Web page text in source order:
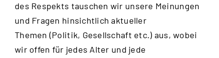
des Respekts tauschen wir unsere Meinungen
und Fragen hinsichtlich aktueller
Themen (Politik, Gesellschaft etc.) aus, wobei
wir offen für jedes Alter und jede